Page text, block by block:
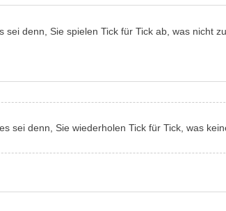
denn, Sie spielen Tick für Tick ab, was nicht
sei denn, Sie wiederholen Tick für Tick, was